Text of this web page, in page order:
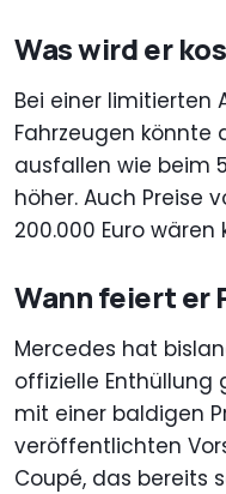
Was wird er
Bei einer limitierten
Fahrzeugen könnte
ausfallen wie beim
höher. Auch Preise
200.000 Euro
Wann feiert er
Mercedes hat
offizielle Enthüllung
mit einer baldigen
veröffentlichten
Coupé, das bereits